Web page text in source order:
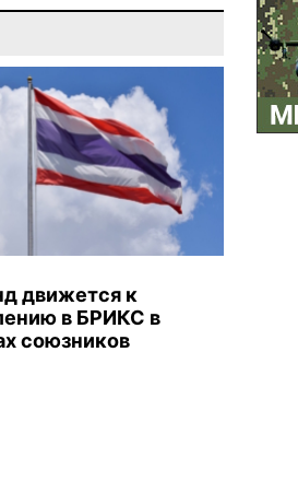
движется к
в БРИКС в
союзников